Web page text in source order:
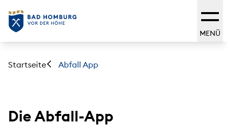
MENÜ
Startseite Abfall App
Die Abfall-App